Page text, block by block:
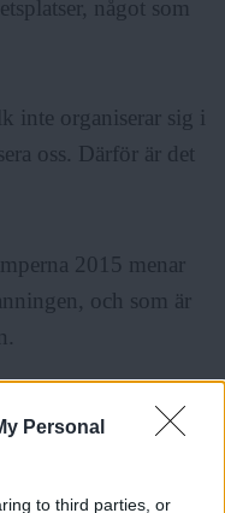
Personal
to third parties, or
något som
inte organiserar sig i
oss. Därför är det
2015 menar
och som är
att inte ta